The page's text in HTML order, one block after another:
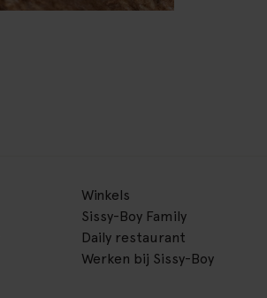
Winkels
Sissy-Boy Family
Daily restaurant
Werken bij Sissy-Boy